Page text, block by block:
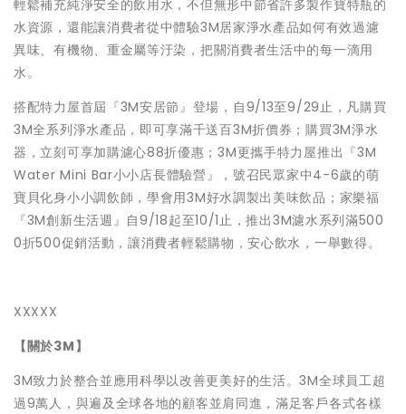
輕鬆補充純淨安全的飲用水，不但無形中節省許多製作寶特瓶的
水資源，還能讓消費者從中體驗3M居家淨水產品如何有效過濾
異味、有機物、重金屬等汙染， 把關消費者生活中的每一滴用
水。
搭配特力屋首屆『3M安居節』登場，自9/13至9/29止， 凡購買
3M全系列淨水產品，即可享滿千送百3M折價券；購買3M淨水
器，立刻可享加購濾心88折優惠；3M更攜手特力屋推出『3M
Water Mini Bar小小店長體驗營』，號召民眾家中4-6歲的萌
寶貝化身小小調飲師，學會用3M好水調製出美味飲品；家樂福
『3M創新生活週』自9/18起至10/1止，推出3M濾水系列滿500
0折500促銷活動，讓消費者輕鬆購物，安心飲水，一舉數得。
XXXXX
【關於3M 】
3M致力於整合並應用科學以改善更美好的生活。3M全球員工超
過9萬人，與遍及全球各地的顧客並肩同進，滿足客戶各式各樣